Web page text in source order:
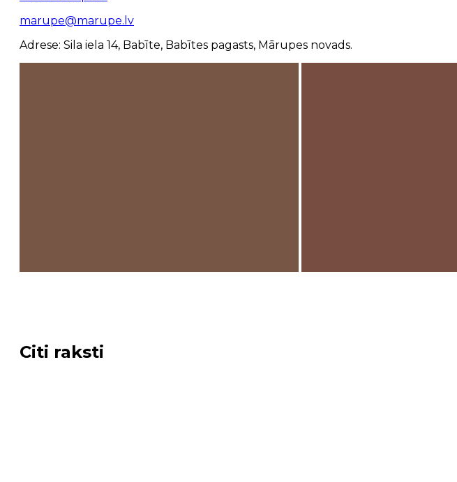
marupe@marupe.lv
Adrese: Sila iela 14, Babīte, Babītes pagasts, Mārupes novads.
Citi raksti